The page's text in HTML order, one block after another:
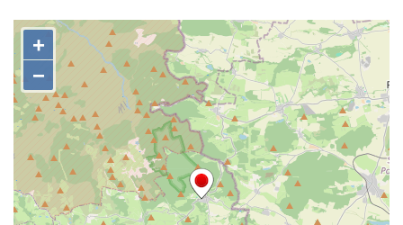
Kostel svaté Kateřiny Alexandrijské ve
Stráži nad Nisou
Kostel svatého Martina v Tursku
Kaple svatých Jana a Pavla v Knínicích
Kaple Panny Marie u bývalého zámku
Ledebour
Kaple svatého Michaela v Kozinci
Kostel Narození Panny Marie v Holubici